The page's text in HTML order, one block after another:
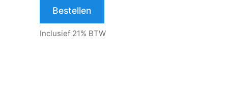
Bestellen
Inclusief 21% BTW